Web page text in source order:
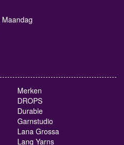
Merken
DROPS
Durable
Garnstudio
Lana Grossa
Lang Yarns